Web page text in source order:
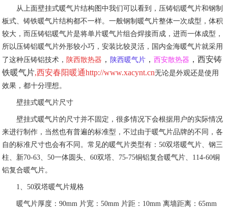
从上面壁挂式暖气片结构图中我们可以看到，压铸铝暖气片和钢制
板式、铸铁暖气片结构都不一样。一般钢制暖气片整体一次成型，体积
较大，而压铸铝暖气片是将单片暖气片组合焊接而成，进而一体成型，
所以压铸铝暖气片外形较小巧，安装比较灵活，国内金海暖气片就采用
了这种压铸铝技术， 陕西散热器 ，陕西暖气片 ，西安散热器 ，西安铸
铁暖气片,西安春阳暖通http://www.xacynt.cn无论是外观还是使用
效果，都十分理想。
壁挂式暖气片尺寸
壁挂式暖气片的尺寸并不固定，很多情况下会根据用户的实际情况
来进行制作，当然也有普遍的标准型，不过由于暖气片品牌的不同，各
自的标准尺寸也会有不同。常见的暖气片类型有：50双塔暖气片、钢三
柱、新70-63、50一体圆头、60双塔、75-75铜铝复合暖气片、114-60铜
铝复合暖气片。
1、50双塔暖气片规格
暖气片厚度：90mm 片宽：50mm 片距：10mm 离墙距离：65mm